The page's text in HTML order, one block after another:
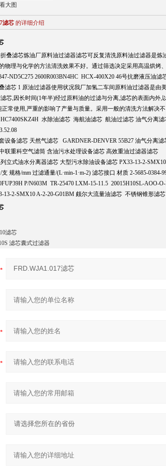
大图
滤芯 的详细介绍
叠滤芯炼油厂原料油过滤器滤芯可反复清洗原料油过滤器是
物理与化学的方法清洗效果不好。通过筛选决定采用高温烘烤
ND5C275 2600R003BN4HC HCX-400X20 46号抗磨液压油滤
滤芯 1 原油过滤器使用状况我厂加氢二车间原料油过滤器是由
芯,因长时间(1年半)经过原料油的过滤与分离,滤芯的表面内外
常使用,严重的影响了产量与质量。采用一般的清洗方法解决
水除油滤芯 海航油滤芯 航油过滤芯 油气分离
设备滤芯 天然气滤芯 GARDNER-DENVER 55B27 油气分离滤
联重科空气滤筒 含油污水处理设备滤芯 高效重油过滤器滤芯
立式油水分离器滤芯 大型污水除油设备滤芯 PX33-13-2-
规格/mm 过滤通量/(L·min-1·m-2) 滤芯接口 材质 2-5685-0384-
P/N603M TR-25470 LXM-15-11.5 20015H10SL-AOO-
13-2-SMX10 A-2-20-G01BM 颇尔大流量油滤芯 不锈钢锥形滤芯
滤芯
滤芯囊式过滤器